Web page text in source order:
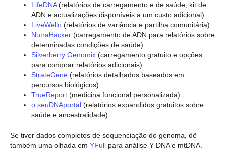
LifeDNA(relatórios de carregamento e de saúde, kit de
ADN e actualizações disponíveis a um custo adicional)
LiveWello (relatórios de variância e partilha comunitária)
NutraHacker (carregamento de ADN para relatórios sobre
determinadas condições de saúde)
Silverberry Genomix (carregamento gratuito e opções
para comprar relatórios adicionais)
StrateGene (relatórios detalhados baseados em
percursos biológicos)
TrueReport (medicina funcional personalizada)
o seuDNAportal (relatórios expandidos gratuitos sobre
saúde e ancestralidade)
Se tiver dados completos de sequenciação do genoma, dê
também uma olhada em YFull para análise Y-DNA e mtDNA.